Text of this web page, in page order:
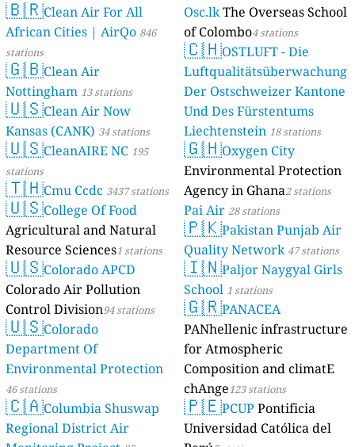
🇧🇷Clean Air For All
African Cities | AirQo 846
stations
🇬🇧Clean Air
Nottingham 13 stations
🇺🇸Clean Air Now
Kansas (CANK) 34 stations
🇺🇸CleanAIRE NC 195
stations
🇹🇭Cmu Ccdc 3437 stations
🇺🇸College Of Food
Agricultural and Natural
Resource Sciences1 stations
🇺🇸Colorado APCD
Colorado Air Pollution
Control Division94 stations
🇺🇸Colorado
Department Of
Environmental Protection
46 stations
🇨🇦Columbia Shuswap
Regional District Air
Osc.lkThe Overseas School
of Colombo4 stations
🇨🇭OSTLUFT - Die
Luftqualitätsüberwachung
Der Ostschweizer Kantone
Und Des Fürstentums
Liechtenstein 18 stations
🇬🇭Oxygen City
Environmental Protection
Agency in Ghana2 stations
Pai Air 28 stations
🇵🇰Pakistan Punjab Air
Quality Network 47 stations
🇮🇳Paljor Naygyal Girls
School 1 stations
🇬🇷PANACEA
PANhellenic infrastructure
for Atmospheric
Composition and climatE
chAnge123 stations
🇵🇪PCUP Pontificia
Universidad Católica del